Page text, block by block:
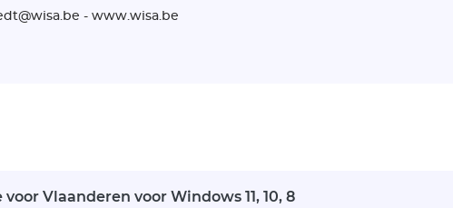
edt@wisa.be - www.wisa.be
Vlaanderen voor Windows 11, 10, 8